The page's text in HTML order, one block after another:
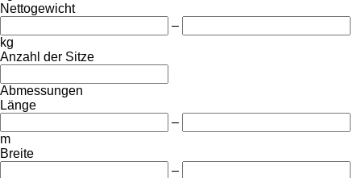
Nettogewicht
–
kg
Anzahl der Sitze
Abmessungen
Länge
–
m
Breite
–